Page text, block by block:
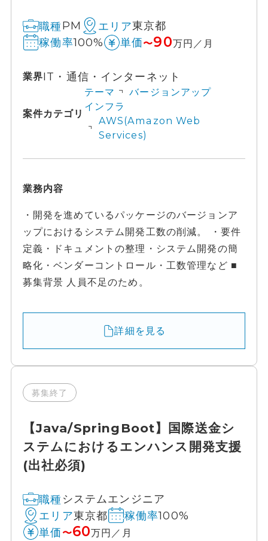
職種PM エリア東京都
稼働率100% 単価〜90万円／月
業界IT・通信・インターネット
案件カテゴリ
テーマ
バージョンアップ
インフラ
AWS(Amazon Web
Services)
業務内容
・開発を進めているパッケージのバージョンア
ップにおけるシステム開発工数の削減。 ・要件
定義・ドキュメントの整理・システム開発の簡
略化・ベンダーコントロール・工数管理など ■
募集背景 人員不足のため。
詳細を見る
募集終了
【Java/SpringBoot】国際送金シ
ステムにおけるエンハンス開発支援
(出社必須)
職種システムエンジニア
エリア東京都 稼働率100%
単価 〜60万円／月